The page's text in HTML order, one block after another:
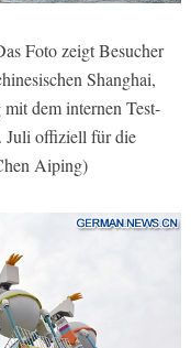
Foto zeigt Besucher
Shanghai,
dem internen Test-
Juli offiziell für die
Aiping)